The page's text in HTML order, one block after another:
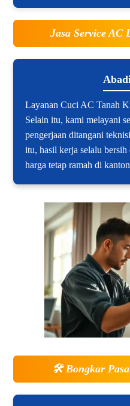
Jasa Service AC
Layanan Cuci AC Tanah
Selain itu, kami melayani
pengerjaan ditangani
itu, hasil kerja selalu
harga tetap ramah di
🛠️Bongkar